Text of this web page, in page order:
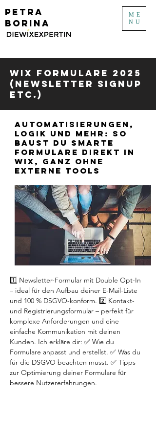
PETRA
BORINA
ME
NU
Wix Formulare 2025
(Newsletter Signup
etc.)
Automatisierungen,
Logik und mehr: So
baust du smarte
Formulare direkt in
Wix, ganz ohne
externe Tools
1️⃣ Newsletter-Formular mit Double Opt-In
– ideal für den Aufbau deiner E-Mail-Liste
und 100 % DSGVO-konform. 2️⃣ Kontakt-
und Registrierungsformular – perfekt für
komplexe Anforderungen und eine
einfache Kommunikation mit deinen
Kunden. Ich erkläre dir: ✅ Wie du
Formulare anpasst und erstellst. ✅ Was du
für die DSGVO beachten musst. ✅ Tipps
zur Optimierung deiner Formulare für
bessere Nutzererfahrungen.